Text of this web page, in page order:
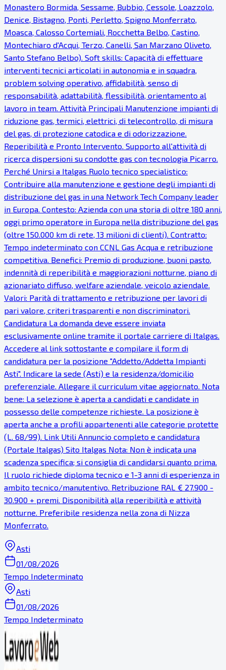
Monastero Bormida, Sessame, Bubbio, Cessole, Loazzolo,
Denice, Bistagno, Ponti, Perletto, Spigno Monferrato,
Moasca, Calosso Cortemiali, Rocchetta Belbo, Castino,
Montechiaro d'Acqui, Terzo, Canelli, San Marzano Oliveto,
Santo Stefano Belbo). Soft skills: Capacità di effettuare
interventi tecnici articolati in autonomia e in squadra,
problem solving operativo, affidabilità, senso di
responsabilità, adattabilità, flessibilità, orientamento al
lavoro in team. Attività Principali Manutenzione impianti di
riduzione gas, termici, elettrici, di telecontrollo, di misura
del gas, di protezione catodica e di odorizzazione.
Reperibilità e Pronto Intervento. Supporto all'attività di
ricerca dispersioni su condotte gas con tecnologia Picarro.
Perché Unirsi a Italgas Ruolo tecnico specialistico:
Contribuire alla manutenzione e gestione degli impianti di
distribuzione del gas in una Network Tech Company leader
in Europa. Contesto: Azienda con una storia di oltre 180 anni,
oggi primo operatore in Europa nella distribuzione del gas
(oltre 150.000 km di rete, 13 milioni di clienti). Contratto:
Tempo indeterminato con CCNL Gas Acqua e retribuzione
competitiva. Benefici: Premio di produzione, buoni pasto,
indennità di reperibilità e maggiorazioni notturne, piano di
azionariato diffuso, welfare aziendale, veicolo aziendale.
Valori: Parità di trattamento e retribuzione per lavori di
pari valore, criteri trasparenti e non discriminatori.
Candidatura La domanda deve essere inviata
esclusivamente online tramite il portale carriere di Italgas.
Accedere al link sottostante e compilare il form di
candidatura per la posizione "Addetto/Addetta Impianti
Asti". Indicare la sede (Asti) e la residenza/domicilio
preferenziale. Allegare il curriculum vitae aggiornato. Nota
bene: La selezione è aperta a candidati e candidate in
possesso delle competenze richieste. La posizione è
aperta anche a profili appartenenti alle categorie protette
(L. 68/99). Link Utili Annuncio completo e candidatura
(Portale Italgas) Sito Italgas Nota: Non è indicata una
scadenza specifica; si consiglia di candidarsi quanto prima.
Il ruolo richiede diploma tecnico e 1-3 anni di esperienza in
ambito tecnico/manutentivo. Retribuzione RAL € 27.900 -
30.900 + premi. Disponibilità alla reperibilità e attività
notturne. Preferibile residenza nella zona di Nizza
Monferrato.
Asti
01/08/2026
Tempo Indeterminato
Asti
01/08/2026
Tempo Indeterminato